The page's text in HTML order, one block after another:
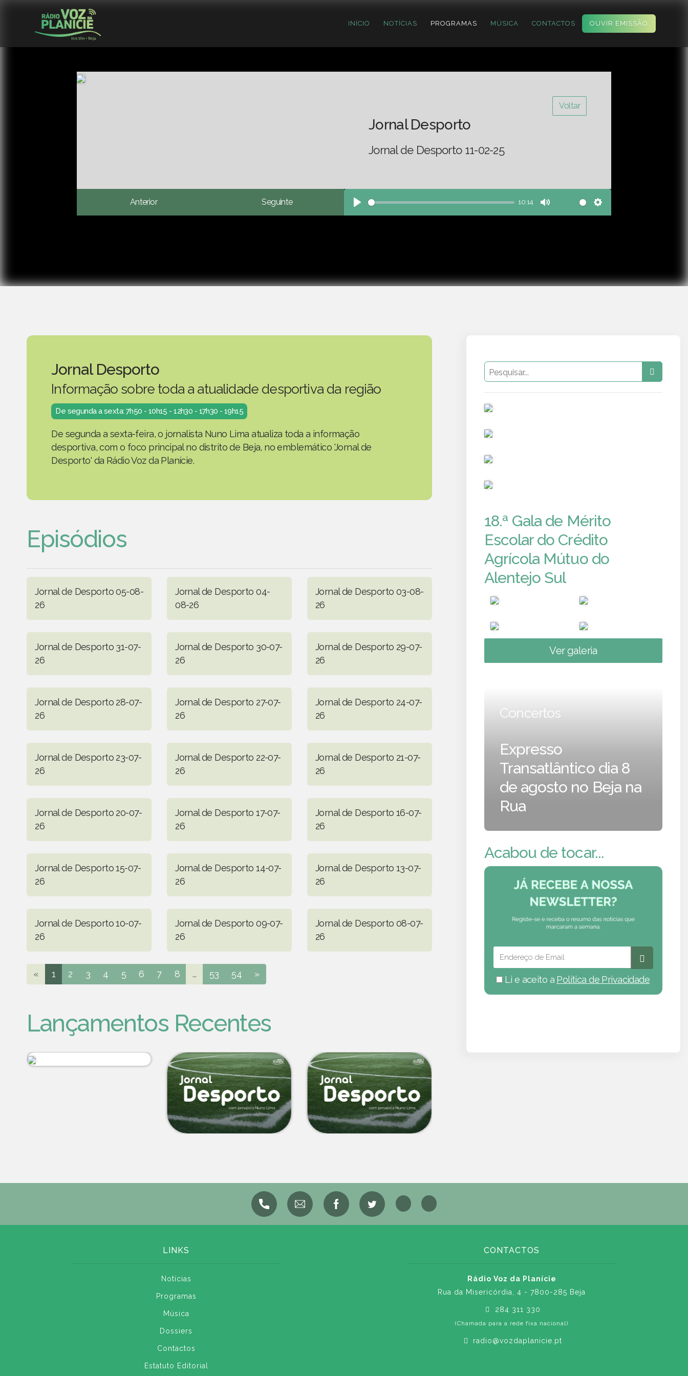
INÍCIO NOTÍCIAS PROGRAMAS MÚSICA CONTACTOS OUVIR EMISSÃO
Voltar
Jornal Desporto
Jornal de Desporto 11-02-25
Anterior Seguinte
Play
10:14
Mute Settings
Jornal Desporto
Informação sobre toda a atualidade desportiva da região
De segunda a sexta: 7h50 - 10h15 - 12h30 - 17h30 - 19h15
De segunda a sexta-feira, o jornalista Nuno Lima atualiza toda a informação
desportiva, com o foco principal no distrito de Beja, no emblemático 'Jornal de
Desporto' da Rádio Voz da Planície.
Episódios
Jornal de Desporto 05-08-
26
Jornal de Desporto 04-
08-26
Jornal de Desporto 03-08-
26
Jornal de Desporto 31-07-
26
Jornal de Desporto 30-07-
26
Jornal de Desporto 29-07-
26
Jornal de Desporto 28-07-
26
Jornal de Desporto 27-07-
26
Jornal de Desporto 24-07-
26
Jornal de Desporto 23-07-
26
Jornal de Desporto 22-07-
26
Jornal de Desporto 21-07-
26
Jornal de Desporto 20-07-
26
Jornal de Desporto 17-07-
26
Jornal de Desporto 16-07-
26
Jornal de Desporto 15-07-
26
Jornal de Desporto 14-07-
26
Jornal de Desporto 13-07-
26
Jornal de Desporto 10-07-
26
Jornal de Desporto 09-07-
26
Jornal de Desporto 08-07-
26
« 1 2 3 4 5 6 7 8 ... 53 54 »
Lançamentos Recentes
18.ª Gala de Mérito
Escolar do Crédito
Agrícola Mútuo do
Alentejo Sul
Ver galeria
Concertos
Expresso
Transatlântico dia 8
de agosto no Beja na
Rua
Acabou de tocar...
Li e aceito a Política de Privacidade
LINKS
Notícias
Programas
Música
Dossiers
Contactos
Estatuto Editorial
CONTACTOS
Rádio Voz da Planície
Rua da Misericórdia, 4 - 7800-285 Beja
284 311 330
(Chamada para a rede fixa nacional)
radio@vozdaplanicie.pt